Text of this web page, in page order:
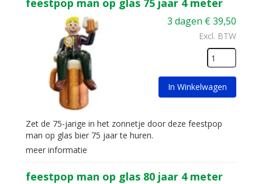
feestpop man op glas 75 jaar 4 meter
3 dagen €39,50
Excl. BTW
In Winkelwagen
Zet de 75-jarige in het zonnetje door deze feestpop
man op glas bier 75 jaar te huren.
meer informatie
feestpop man op glas 80 jaar 4 meter